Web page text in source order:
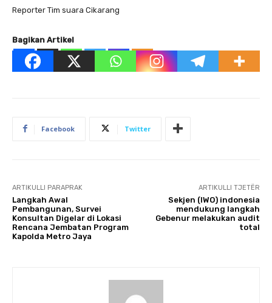
Reporter Tim suara Cikarang
Bagikan Artikel
Facebook Twitter
ARTIKULLI PARAPRAK
Langkah Awal
Pembangunan, Survei
Konsultan Digelar di Lokasi
Rencana Jembatan Program
Kapolda Metro Jaya
ARTIKULLI TJETËR
Sekjen (IWO) indonesia
mendukung langkah
Gebenur melakukan audit
total